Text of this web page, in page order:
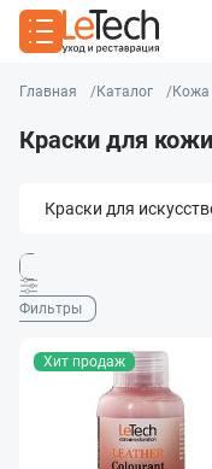
Главная Каталог Кожа
Краски для
Краски для
Фильтры
Хит продаж